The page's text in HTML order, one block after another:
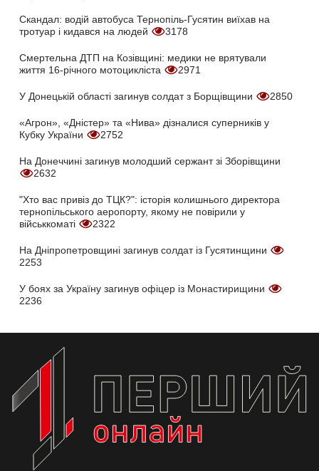
Скандал: водій автобуса Тернопіль-Гусятин виїхав на
тротуар і кидався на людей
3178
Смертельна ДТП на Козівщині: медики не врятували
життя 16-річного мотоцикліста
2971
У Донецькій області загинув солдат з Борщівщини 2850
«Агрон», «Дністер» та «Нива» дізналися суперників у
Кубку України
2752
На Донеччині загинув молодший сержант зі Зборівщини
2632
"Хто вас привіз до ТЦК?": історія колишнього директора
тернопільського аеропорту, якому не повірили у
військкоматі
2322
На Дніпропетровщині загинув солдат із Гусятинщини
2253
У боях за Україну загинув офіцер із Монастирищини
2236